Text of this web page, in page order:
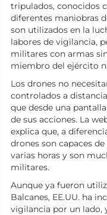
tripulados, conocidos
diferentes maniobras
son utilizados en la
labores de vigilancia,
militares con armas
miembro del ejército
Los drones no
controlados a
que desde una
de sus acciones. La
explica que, a
drones son capaces
varias horas y son
militares.
Aunque ya fueron
Balcanes, EE.UU. ha
vigilancia por un lado,